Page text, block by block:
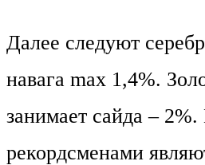
Далее следуют
навага max 1,4%.
занимает сайда –
рекордсменами